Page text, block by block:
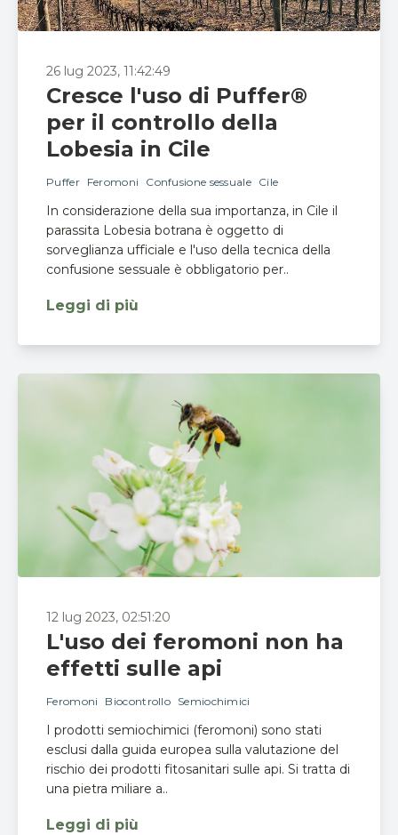
26 lug 2023, 11:42:49
Cresce l'uso di Puffer®
per il controllo della
Lobesia in Cile
Puffer Feromoni Confusione sessuale Cile
In considerazione della sua importanza, in Cile il
parassita Lobesia botrana è oggetto di
sorveglianza ufficiale e l'uso della tecnica della
confusione sessuale è obbligatorio per..
Leggi di più
12 lug 2023, 02:51:20
L'uso dei feromoni non ha
effetti sulle api
Feromoni Biocontrollo Semiochimici
I prodotti semiochimici (feromoni) sono stati
esclusi dalla guida europea sulla valutazione del
rischio dei prodotti fitosanitari sulle api. Si tratta di
una pietra miliare a..
Leggi di più